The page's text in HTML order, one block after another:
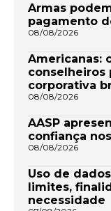
Armas
pagamento
08/08/2026
Americanas:
conselheiros
corporativa
08/08/2026
AASP
confiança
08/08/2026
Uso de
limites,
necessidade